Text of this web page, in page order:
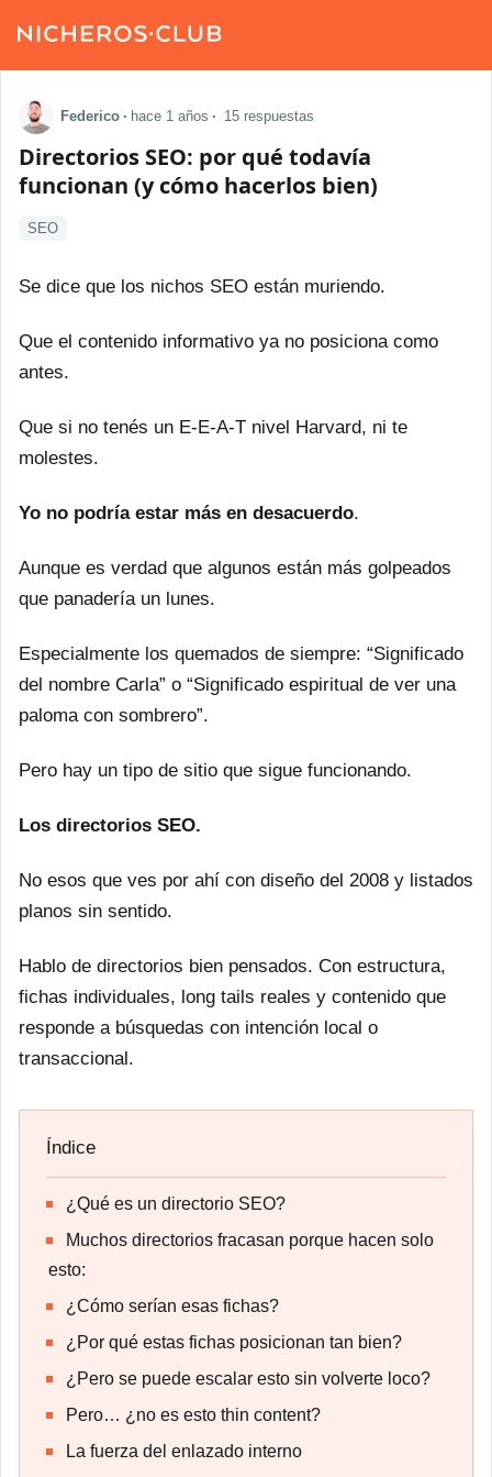
Federico · hace 1 años · 15 respuestas
Directorios SEO: por qué todavía
funcionan (y cómo hacerlos bien)
SEO
Se dice que los nichos SEO están muriendo.
Que el contenido informativo ya no posiciona como
antes.
Que si no tenés un E-E-A-T nivel Harvard, ni te
molestes.
Yo no podría estar más en desacuerdo.
Aunque es verdad que algunos están más golpeados
que panadería un lunes.
Especialmente los quemados de siempre: “Significado
del nombre Carla” o “Significado espiritual de ver una
paloma con sombrero”.
Pero hay un tipo de sitio que sigue funcionando.
Los directorios SEO.
No esos que ves por ahí con diseño del 2008 y listados
planos sin sentido.
Hablo de directorios bien pensados. Con estructura,
fichas individuales, long tails reales y contenido que
responde a búsquedas con intención local o
transaccional.
Índice
¿Qué es un directorio SEO?
Muchos directorios fracasan porque hacen solo
esto:
¿Cómo serían esas fichas?
¿Por qué estas fichas posicionan tan bien?
¿Pero se puede escalar esto sin volverte loco?
Pero… ¿no es esto thin content?
La fuerza del enlazado interno